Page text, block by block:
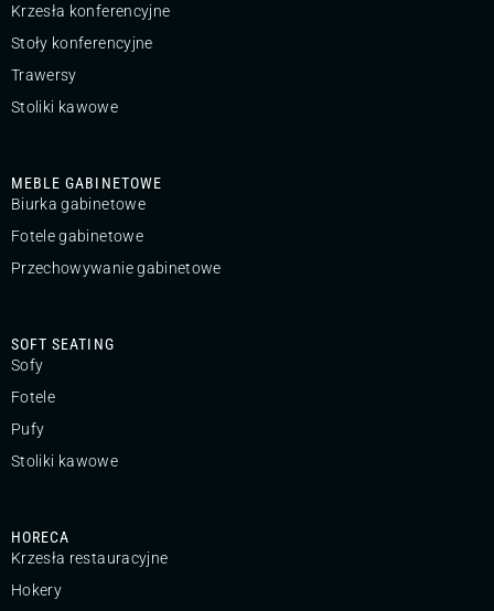
Krzesła konferencyjne
Stoły konferencyjne
Trawersy
Stoliki kawowe
MEBLE GABINETOWE
Biurka gabinetowe
Fotele gabinetowe
Przechowywanie gabinetowe
SOFT SEATING
Sofy
Fotele
Pufy
Stoliki kawowe
HORECA
Krzesła restauracyjne
Hokery